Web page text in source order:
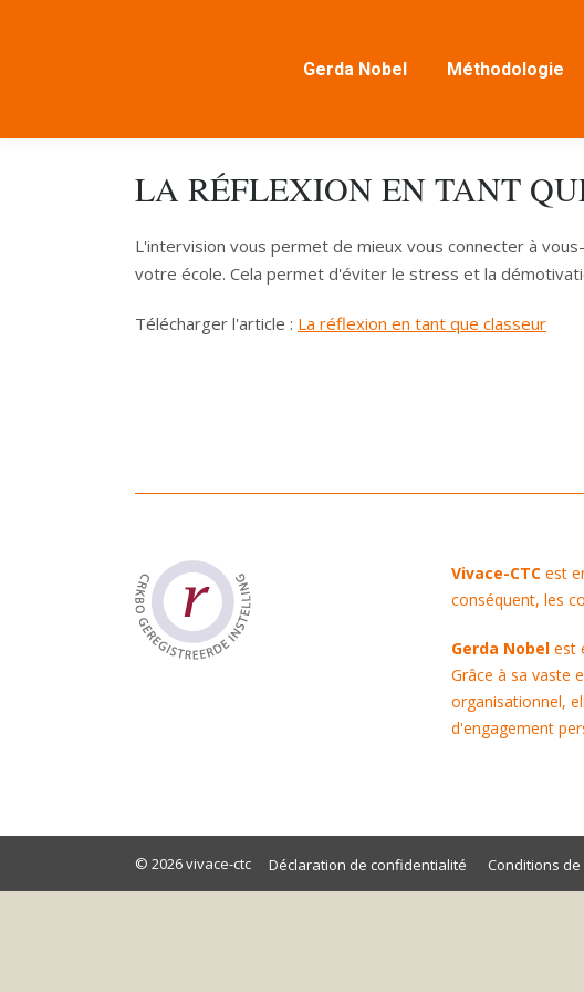
Gerda Nobel Méthodologie
LA RÉFLEXION EN TANT
L'intervision vous permet de mieux vous connecter à
votre école. Cela permet d'éviter le stress et la
Télécharger l'article : La réflexion en tant que classeur
Vivace-CTC est
conséquent, les
Gerda Nobel est
Grâce à sa vaste
organisationnel,
d'engagement
© 2026vivace-ctc Déclaration de confidentialité Conditions